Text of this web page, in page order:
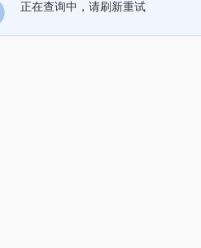
正在查询中，请刷新重试